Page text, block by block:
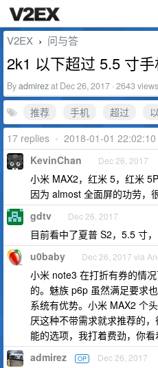
V2EX › 问与答
2k1 以下超过 5.5 寸
Byadmirezat Dec 26, 2017 · 2643 views
推荐 手机 超过
17 replies • 2018-01-01
KevinChan Dec 26, 2017
小米 MAX2，红米 5，红米
因为 almost 全面屏的功劳，
gdtv Dec 26, 2017
目前看中了夏普 S2，5.5 寸
u0baby Dec 26, 2017 via
小米 note3 在打折有券的情
的。魅族 p6p 虽然满足要求
系统有优势。小米 MAX2 个
厌这种不带需求就求推荐的
能的选项，我打着费劲，你看
admirez OP Dec 26, 2017